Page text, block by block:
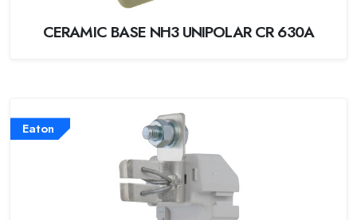
CERAMIC BASE NH3 UNIPOLAR CR 630A
Eaton